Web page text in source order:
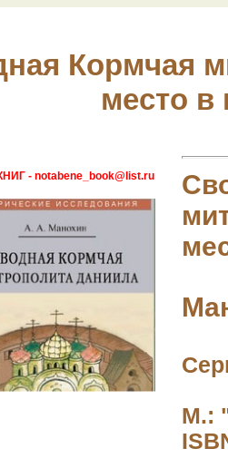
Кормчая
место в
- notabene_book@list.ru
М.: